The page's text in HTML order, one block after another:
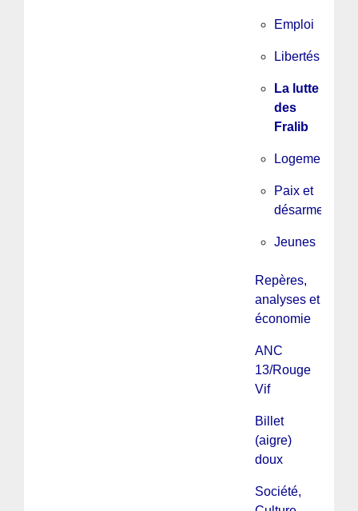
Emploi
Libertés
La lutte
des
Fralib
Logement
Paix et
désarmement
Jeunes
Repères,
analyses et
économie
ANC
13/Rouge
Vif
Billet
(aigre)
doux
Société,